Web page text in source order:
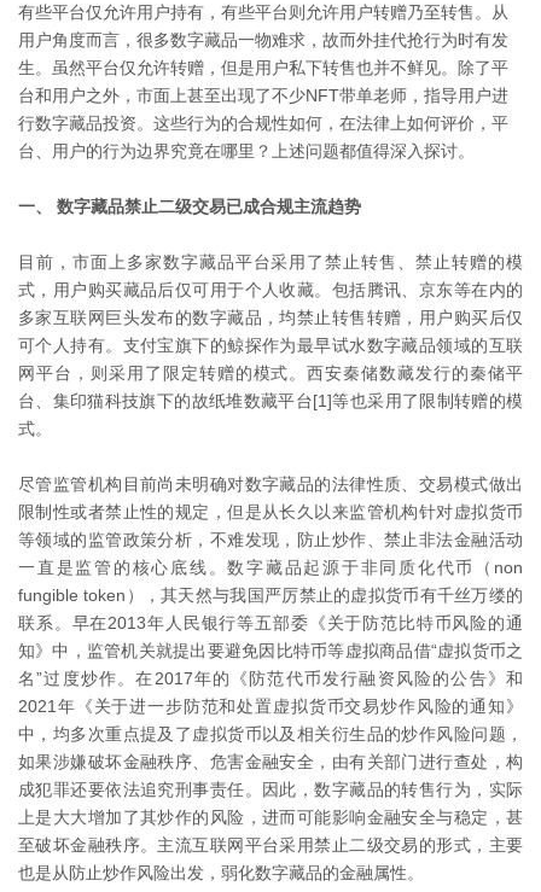
有些平台仅允许用户持有，有些平台则允许用户转赠乃至转售。从
用户角度而言，很多数字藏品一物难求，故而外挂代抢行为时有发
生。虽然平台仅允许转赠，但是用户私下转售也并不鲜见。除了平
台和用户之外，市面上甚至出现了不少NFT带单老师，指导用户进
行数字藏品投资。这些行为的合规性如何，在法律上如何评价，平
台、用户的行为边界究竟在哪里？上述问题都值得深入探讨。
一、 数字藏品禁止二级交易已成合规主流趋势
目前，市面上多家数字藏品平台采用了禁止转售、禁止转赠的模
式，用户购买藏品后仅可用于个人收藏。包括腾讯、京东等在内的
多家互联网巨头发布的数字藏品，均禁止转售转赠，用户购买后仅
可个人持有。支付宝旗下的鲸探作为最早试水数字藏品领域的互联
网平台，则采用了限定转赠的模式。西安秦储数藏发行的秦储平
台、集印猫科技旗下的故纸堆数藏平台[1]等也采用了限制转赠的模
式。
尽管监管机构目前尚未明确对数字藏品的法律性质、交易模式做出
限制性或者禁止性的规定，但是从长久以来监管机构针对虚拟货币
等领域的监管政策分析，不难发现，防止炒作、禁止非法金融活动
一直是监管的核心底线。数字藏品起源于非同质化代币（non
fungible token），其天然与我国严厉禁止的虚拟货币有千丝万缕的
联系。早在2013年人民银行等五部委《关于防范比特币风险的通
知》中，监管机关就提出要避免因比特币等虚拟商品借“虚拟货币之
名”过度炒作。在2017年的《防范代币发行融资风险的公告》和
2021年《关于进一步防范和处置虚拟货币交易炒作风险的通知》
中，均多次重点提及了虚拟货币以及相关衍生品的炒作风险问题，
如果涉嫌破坏金融秩序、危害金融安全，由有关部门进行查处，构
成犯罪还要依法追究刑事责任。因此，数字藏品的转售行为，实际
上是大大增加了其炒作的风险，进而可能影响金融安全与稳定，甚
至破坏金融秩序。主流互联网平台采用禁止二级交易的形式，主要
也是从防止炒作风险出发，弱化数字藏品的金融属性。